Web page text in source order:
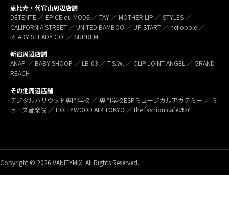
恵比寿・代官山周辺店舗
DÉTENTE ／ EPICE du MODE ／ TAY ／ MOTHER LIP ／ STYLES ／
CALIFORNIA STREET ／ UNITED BAMBOO ／ UP START ／ heliopole ／
READY STEADY GO! ／ SUPREME
新宿周辺店舗
ANAP ／ BABY SHOOP ／ LB-03 ／ T.S.W. ／ CLIP JOINT ANGEL ／ GRAND
REACH
その他周辺店舗
デジタルハリウッド専門学校 ／ 専門学校ESPミュージカルアカデミー ／ ミ
ューズ音楽院 ／ HOLLYWOOD AIR TOKYO ／ the fashion caféほか
Copyright © 2026 VANITYMIX. All Rights Reserved.